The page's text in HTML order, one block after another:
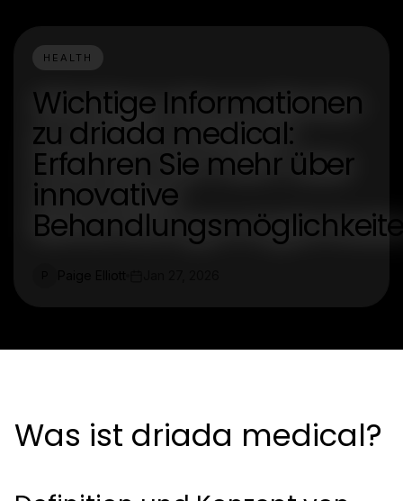
HEALTH
Wichtige Informationen
zu driada medical:
Erfahren Sie mehr über
innovative
Was ist driada medical?